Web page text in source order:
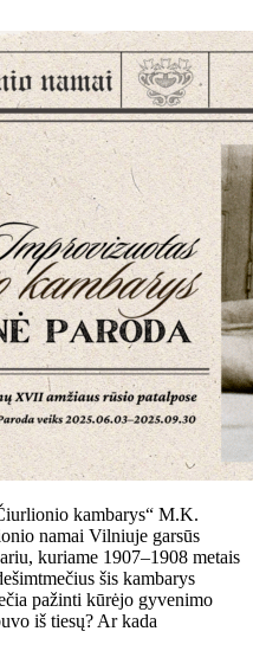
kambarys“ M.K.
namai Vilniuje garsūs
kuriame 1907–1908 metais
šis kambarys
pažinti kūrėjo gyvenimo
iš tiesų? Ar kada